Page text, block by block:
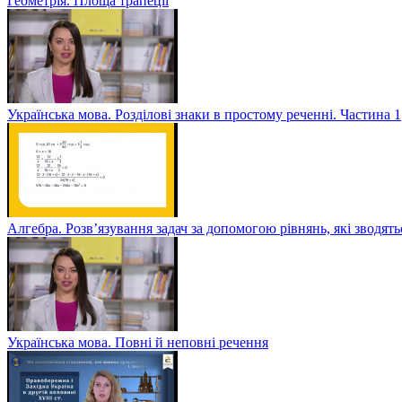
Українська мова. Розділові знаки в простому реченні. Частина 1
Алгебра. Розв’язування задач за допомогою рівнянь, які
Українська мова. Повні й неповні речення